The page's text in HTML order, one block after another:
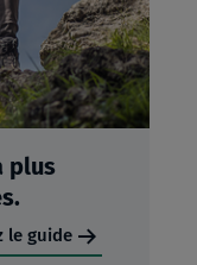
plus
le guide